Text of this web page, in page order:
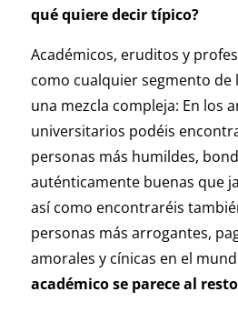
qué quiere decir típico?
Académicos, eruditos y
como cualquier segmento de
una mezcla compleja: En los
universitarios podéis
personas más humildes,
auténticamente buenas que
así como encontraréis
personas más arrogantes,
amorales y cínicas en el
académico se parece al